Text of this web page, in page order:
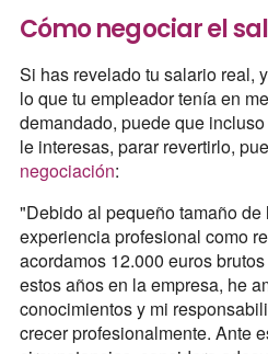
Cómo negociar el
Si has revelado tu salario real,
lo que tu empleador tenía en
demandado, puede que
le interesas, parar revertirlo,
negociación:
"Debido al pequeño tamaño
experiencia profesional como
acordamos 12.000 euros
estos años en la empresa, he
conocimientos y mi
crecer profesionalmente. Ante